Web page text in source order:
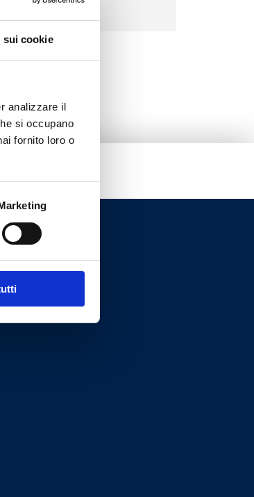
sui cookie
analizzare il
si occupano
fornito loro o